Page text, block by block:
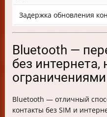
Задержка обновления
Bluetooth —
без интернета,
ограничениями
Bluetooth — отличный
контакты без SIM и